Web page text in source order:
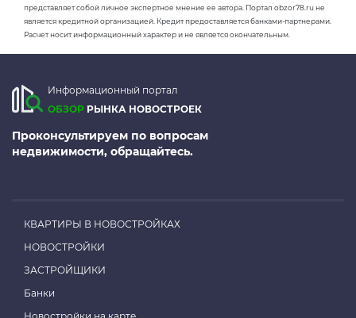
представляет собой личное экспертное мнение ее автора. Портал obzor78.ru не
является кредитной организацией. Кредит предоставляется банками-партнерами.
Расчет носит информационный характер и не является окончательным.
Информационный портал
ОБЗОР РЫНКА НОВОСТРОЕК
Проконсультируем по вопросам
недвижимости, обращайтесь.
КВАРТИРЫ В НОВОСТРОЙКАХ
НОВОСТРОЙКИ
ЗАСТРОЙЩИКИ
Банки